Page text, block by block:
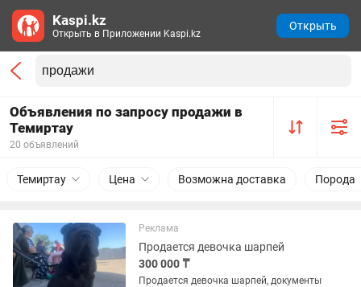
Объявления по запросу продажи в
Темиртау
20 объявлений
Темиртау Цена Возможна доставка Порода
Реклама
Продается девочка шарпей
300 000 ₸
Продается девочка шарпей, документы
Kaspi.kz
Открыть в Приложении Kaspi.kz
Открыть